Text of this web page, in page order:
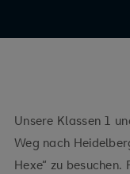
Unsere Klassen 1
Weg nach
Hexe“ zu